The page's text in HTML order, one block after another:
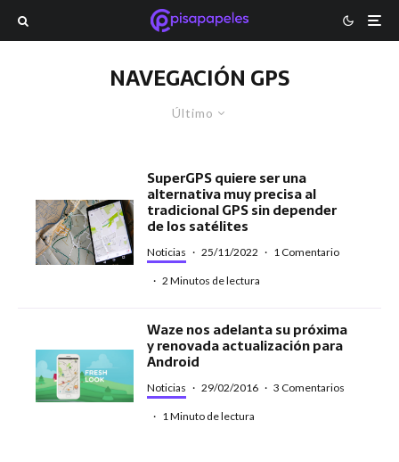
NAVEGACIÓN GPS
Último
SuperGPS quiere ser una
alternativa muy precisa al
tradicional GPS sin depender
de los satélites
Noticias · 25/11/2022 · 1 Comentario
· 2 Minutos de lectura
Waze nos adelanta su próxima
y renovada actualización para
Android
Noticias · 29/02/2016 · 3 Comentarios
· 1 Minuto de lectura